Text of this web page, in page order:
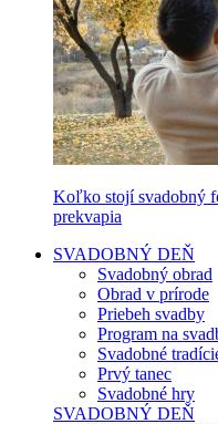
Koľko stojí svadobný
prekvapia
SVADOBNÝ DEŇ
Svadobný obrad
Obrad v prírode
Priebeh svadby
Program na
Svadobné
Prvý tanec
Svadobné hry
SVADOBNÝ DEŇ